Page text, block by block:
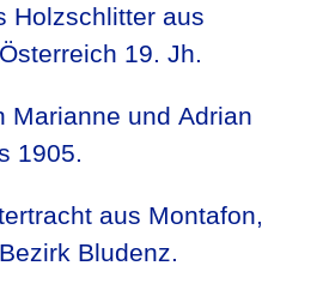
Holzschlitter aus
19. Jh.
Marianne und Adrian
1905.
aus Montafon,
Bludenz.